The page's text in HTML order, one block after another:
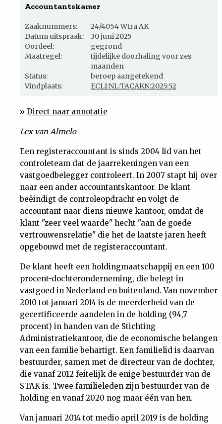
Podcast
Dossiers
Contact
Accountantskamer
Zaaknummers:
24/4054 Wtra AK
Datum uitspraak:
30 juni 2025
Oordeel:
gegrond
Maatregel:
tijdelijke doorhaling voor zes
maanden
Status:
beroep aangetekend
Vindplaats:
ECLI:NL:TACAKN:2025:52
» Direct naar annotatie
Lex van Almelo
Een registeraccountant is sinds 2004 lid van het
controleteam dat de jaarrekeningen van een
vastgoedbelegger controleert. In 2007 stapt hij over
naar een ander accountantskantoor. De klant
beëindigt de controleopdracht en volgt de
accountant naar diens nieuwe kantoor, omdat de
klant "zeer veel waarde" hecht "aan de goede
vertrouwensrelatie" die het de laatste jaren heeft
opgebouwd met de registeraccountant.
De klant heeft een holdingmaatschappij en een 100
procent-dochteronderneming, die belegt in
vastgoed in Nederland en buitenland. Van november
2010 tot januari 2014 is de meerderheid van de
gecertificeerde aandelen in de holding (94,7
procent) in handen van de Stichting
Administratiekantoor, die de economische belangen
van een familie behartigt. Een familielid is daarvan
bestuurder, samen met de directeur van de dochter,
die vanaf 2012 feitelijk de enige bestuurder van de
STAK is. Twee familieleden zijn bestuurder van de
holding en vanaf 2020 nog maar één van hen.
Van januari 2014 tot medio april 2019 is de holding